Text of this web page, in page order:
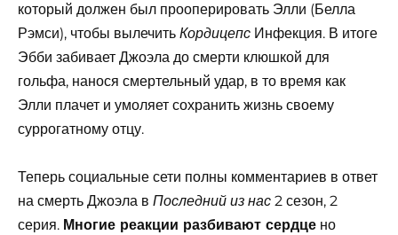
который должен был прооперировать Элли (Белла
Рэмси), чтобы вылечить Кордицепс Инфекция. В итоге
Эбби забивает Джоэла до смерти клюшкой для
гольфа, нанося смертельный удар, в то время как
Элли плачет и умоляет сохранить жизнь своему
суррогатному отцу.
Теперь социальные сети полны комментариев в ответ
на смерть Джоэла в Последний из нас 2 сезон, 2
серия. Многие реакции разбивают сердце но